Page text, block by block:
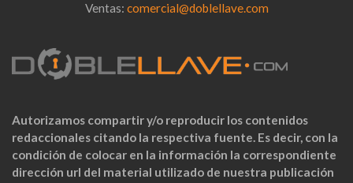
Ventas: comercial@doblellave.com
Autorizamos compartir y/o reproducir los contenidos
redaccionales citando la respectiva fuente. Es decir, con la
condición de colocar en la información la correspondiente
dirección url del material utilizado de nuestra publicación